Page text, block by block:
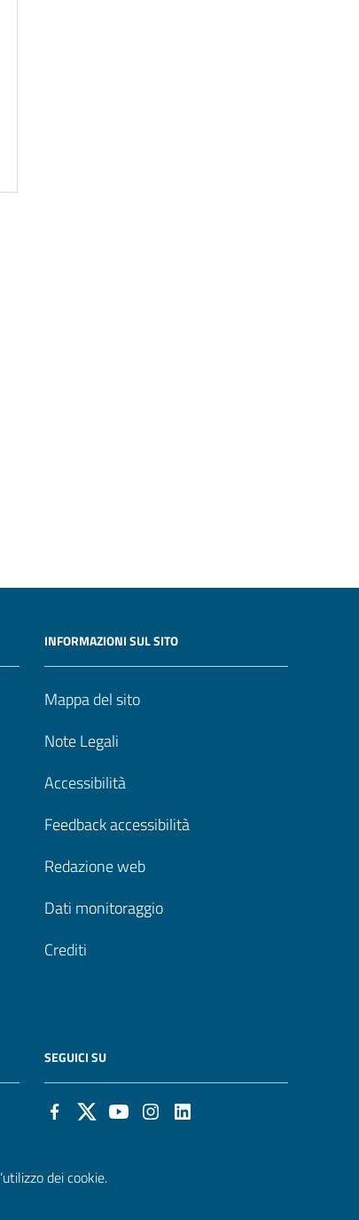
dei cookie.
INFORMAZIONI SUL SITO
Mappa del sito
Note Legali
Accessibilità
Feedback accessibilità
Redazione web
Dati monitoraggio
Crediti
SEGUICI SU